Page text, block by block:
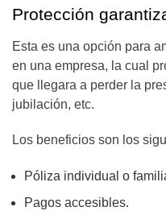
Protección
Esta es una opción para
en una empresa, la cual
que llegara a perder la
jubilación, etc.
Los beneficios son los
Póliza individual o
Pagos accesibles.